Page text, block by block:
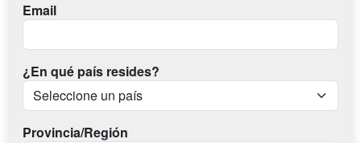
Email
¿En qué país resides?
Provincia/Región